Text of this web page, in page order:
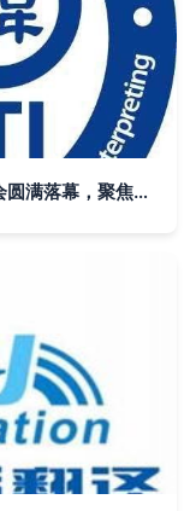
共话语言桥梁 中韩翻译协会第一届总会圆满落幕，聚焦翻译服务高质量发展